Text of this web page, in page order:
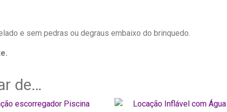
e sem pedras ou degraus embaixo do brinquedo.
de…